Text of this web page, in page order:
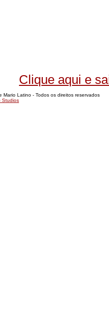
Clique aqui e
Mario Latino - Todos os direitos reservados
Studios